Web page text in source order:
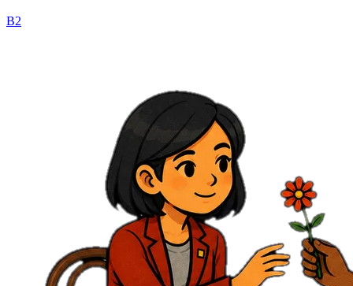
B2